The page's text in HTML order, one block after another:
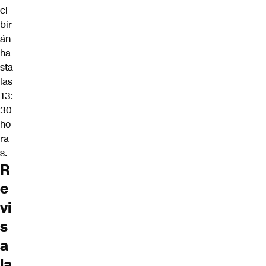
ci
bir
án
ha
sta
las
13:
30
ho
ra
s.
R
e
vi
s
a